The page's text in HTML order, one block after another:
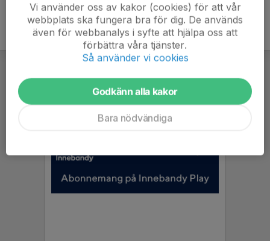
Vi använder oss av kakor (cookies) för att vår
webbplats ska fungera bra för dig. De används
även för webbanalys i syfte att hjälpa oss att
förbättra våra tjänster.
Så använder vi cookies
Godkänn alla kakor
Bara nödvändiga